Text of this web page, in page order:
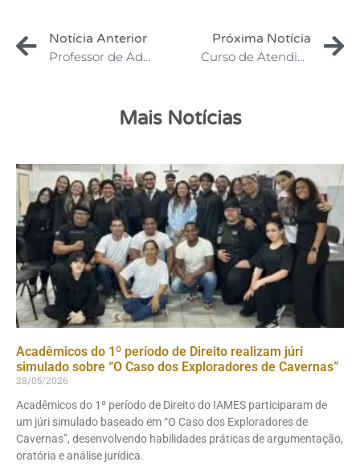
Notícia Anterior Próxima Notícia
Mais Notícias
Acadêmicos do 1º período de Direito realizam júri
simulado sobre “O Caso dos Exploradores de Cavernas”
28/05/2026
Acadêmicos do 1º período de Direito do IAMES participaram de
um júri simulado baseado em “O Caso dos Exploradores de
Cavernas”, desenvolvendo habilidades práticas de argumentação,
oratória e análise jurídica.